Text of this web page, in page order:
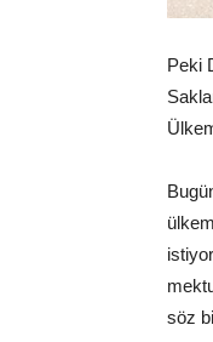
Peki
söz